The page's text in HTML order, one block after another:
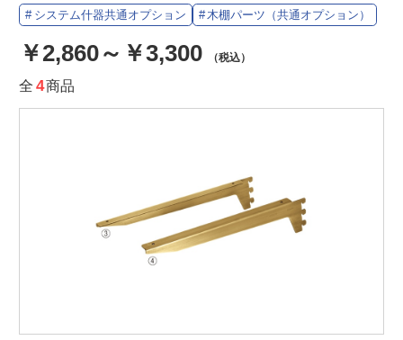
システム什器共通オプション 木棚パーツ（共通オプション）
￥2,860～￥3,300 （税込）
全 4商品